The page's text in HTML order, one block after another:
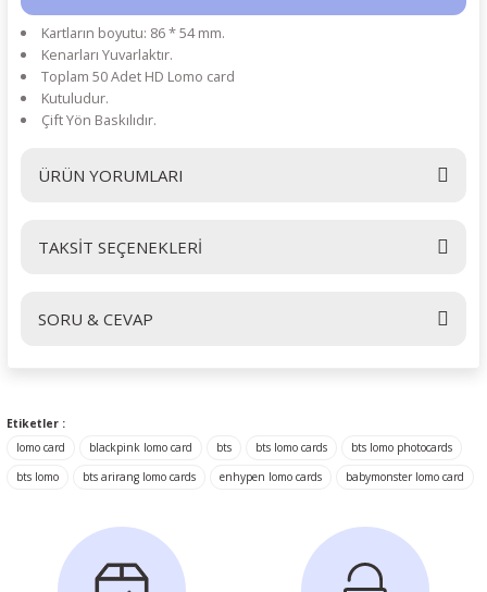
Kartların boyutu: 86 * 54 mm.
Kenarları Yuvarlaktır.
Toplam 50 Adet HD Lomo card
Kutuludur.
Çift Yön Baskılıdır.
ÜRÜN YORUMLARI
Bu ürüne ilk yorumu siz yapın!
TAKSİT SEÇENEKLERİ
SORU & CEVAP
Etiketler :
lomo card
blackpink lomo card bts bts lomo cards
bts lomo photocards
bts lomo
bts arirang lomo cards enhypen lomo cards babymonster lomo card